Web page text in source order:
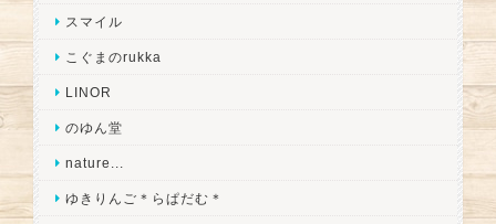
スマイル
こぐまのrukka
LINOR
のゆん堂
nature...
ゆきりんご＊らぱだむ＊